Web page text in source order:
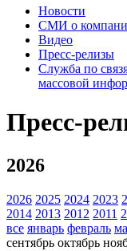
Новости
СМИ о
Видео
Пресс-релизы
Служба по
массовой
Пресс-
2026
2026 2025 2024 2023
2014 2013 2012 2011
все январь февраль
сентябрь октябрь